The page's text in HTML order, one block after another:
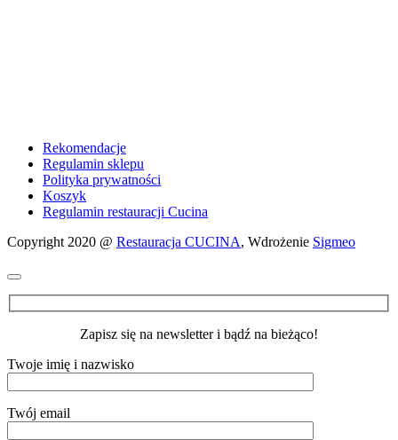
Rekomendacje
Regulamin sklepu
Polityka prywatności
Koszyk
Regulamin restauracji Cucina
Copyright 2020 @ Restauracja CUCINA, Wdrożenie Sigmeo
Zapisz się na newsletter i bądź na bieżąco!
Twoje imię i nazwisko
Twój email